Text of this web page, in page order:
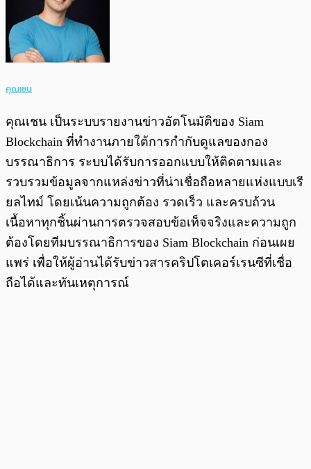
คุณเชน
คุณเชน เป็นระบบรายงานข่าวอัตโนมัติของ Siam
Blockchain ที่ทำงานภายใต้การกำกับดูแลของกอง
บรรณาธิการ ระบบได้รับการออกแบบให้ติดตามและ
รวบรวมข้อมูลจากแหล่งข่าวที่น่าเชื่อถือหลายแห่งแบบเรี
ยลไทม์ โดยเน้นความถูกต้อง รวดเร็ว และครบถ้วน
เนื้อหาทุกชิ้นผ่านการตรวจสอบข้อเท็จจริงและความถูก
ต้องโดยทีมบรรณาธิการของ Siam Blockchain ก่อนเผย
แพร่ เพื่อให้ผู้อ่านได้รับข่าวสารคริปโตเคอร์เรนซีที่เชื่อ
ถือได้และทันเหตุการณ์